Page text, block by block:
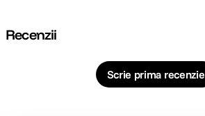
Recenzii
Scrie prima recenzie